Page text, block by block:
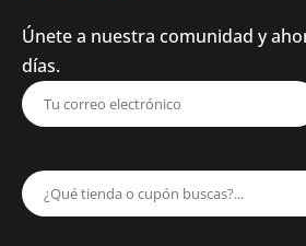
Únete a nuestra comunidad y
días.